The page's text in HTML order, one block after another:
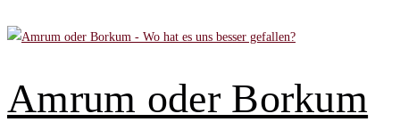
Amrum oder Borkum